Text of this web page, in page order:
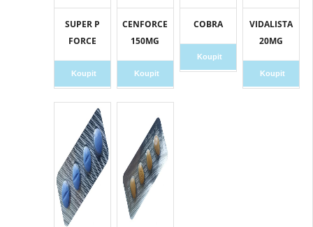
SUPER P
FORCE
Koupit
CENFORCE
150MG
Koupit
COBRA
Koupit
VIDALISTA
20MG
Koupit